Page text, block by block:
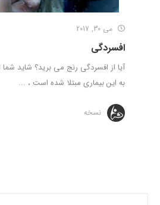
می 30, 2017
افسردگی
آیا از افسردگی رنج می برید؟ شاید شما
به این بیماری مبتلا شده است ، ...
نسخه